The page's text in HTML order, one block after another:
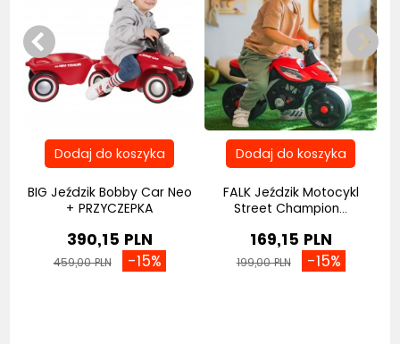
BIG Jeździk Bobby Car Neo
+ PRZYCZEPKA
390,15 PLN
459,00 PLN -15%
FALK Jeździk Motocykl
Street Champion...
169,15 PLN
199,00 PLN -15%